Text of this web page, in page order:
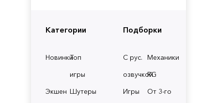
Категории
НовинкиТоп
игры
Экшен Шутеры
Подборки
С рус.
озвучкой
Механики
RG
Игры
От 3-го